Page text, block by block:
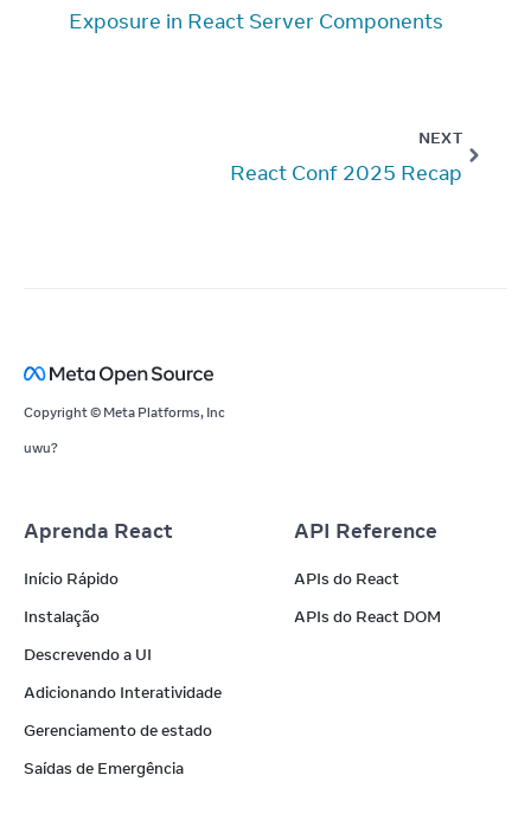
Exposure in React Server Components
NEXT
React Conf 2025 Recap
Copyright © Meta Platforms, Inc
uwu?
Aprenda React
Início Rápido
Instalação
Descrevendo a UI
Adicionando Interatividade
Gerenciamento de estado
Saídas de Emergência
API Reference
APIs do React
APIs do React DOM